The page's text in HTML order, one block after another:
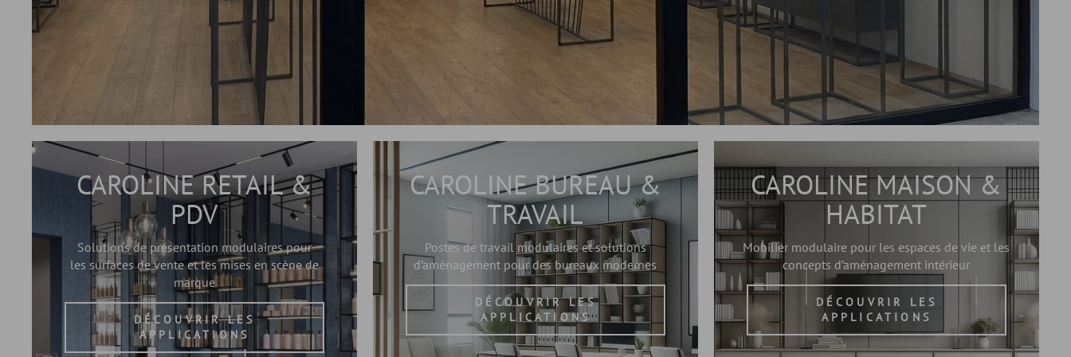
CAROLINE RETAIL &
PDV
Solutions de présentation modulaires pour
les surfaces de vente et les mises en scène de
marque
DÉCOUVRIR LES
APPLICATIONS
CAROLINE BUREAU &
TRAVAIL
Postes de travail modulaires et solutions
d’aménagement pour des bureaux modernes
DÉCOUVRIR LES
APPLICATIONS
CAROLINE MAISON &
HABITAT
Mobilier modulaire pour les espaces de vie et les
concepts d’aménagement intérieur
DÉCOUVRIR LES
APPLICATIONS